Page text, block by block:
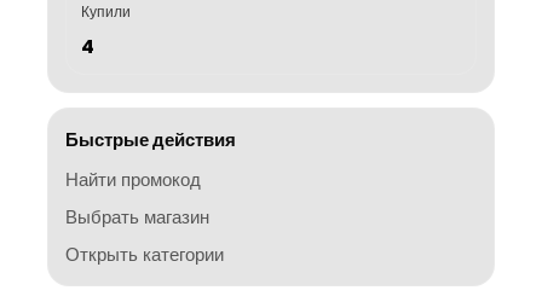
Купили
4
Быстрые действия
Найти промокод
Выбрать магазин
Открыть категории